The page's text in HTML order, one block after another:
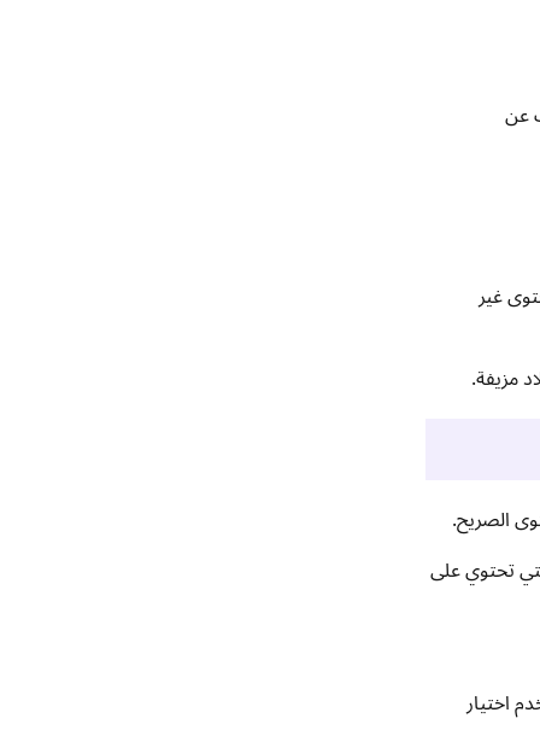
عن
غير
مزيفة.
الصريح.
تحتوي على
اختيار